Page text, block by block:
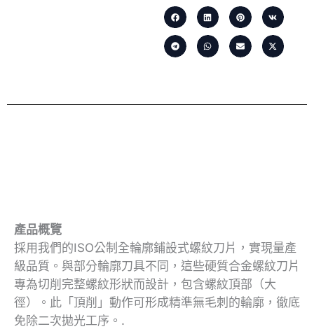
產品概覽
採用我們的ISO公制全輪廓鋪設式螺紋刀片，實現量產
級品質。與部分輪廓刀具不同，這些硬質合金螺紋刀片
專為切削完整螺紋形狀而設計，包含螺紋頂部（大
徑）。此「頂削」動作可形成精準無毛刺的輪廓，徹底
免除二次拋光工序。.